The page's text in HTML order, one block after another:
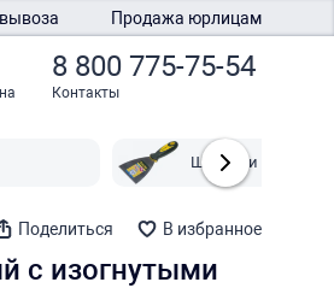
Продажа юрлицам
8 800 775-75-54
Контакты
Шпатели Kraftool
Поделиться В избранное
с изогнутыми